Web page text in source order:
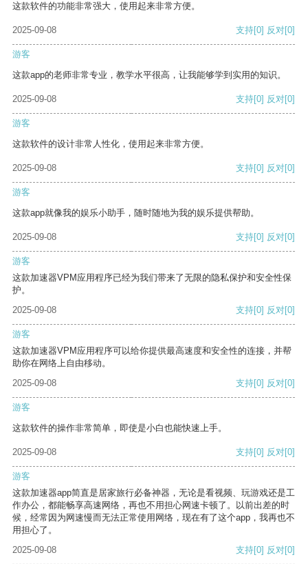
这款软件的功能非常强大，使用起来非常方便。
2025-09-08 支持[0] 反对[0]
游客
这款app的老师非常专业，教学水平很高，让我能够学到实用的知识。
2025-09-08 支持[0] 反对[0]
游客
这款软件的设计非常人性化，使用起来非常方便。
2025-09-08 支持[0] 反对[0]
游客
这款app就像我的娱乐小助手，随时随地为我的娱乐提供帮助。
2025-09-08 支持[0] 反对[0]
游客
这款加速器VPM应用程序已经为我们带来了无限的隐私保护和安全性保
护。
2025-09-08
支持[0] 反对[0]
游客
这款加速器VPM应用程序可以给你提供最高速度和安全性的连接，并帮
助你在网络上自由移动。
2025-09-08
支持[0] 反对[0]
游客
这款软件的操作非常简单，即使是小白也能快速上手。
2025-09-08 支持[0] 反对[0]
游客
这款加速器app简直是居家旅行必备神器，无论是看视频、玩游戏还是工
作办公，都能畅享高速网络，再也不用担心网速卡顿了。以前出差的时
候，经常因为网速慢而无法正常使用网络，现在有了这个app，我再也不
用担心了。
2025-09-08
支持[0] 反对[0]